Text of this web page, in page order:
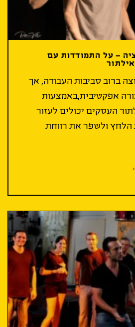
– על התמודדות עם
ברוב סביבות העבודה, אך
אפקטיבית,באמצעות
העסקים יכולים לעזור
ולשפר את רווחת